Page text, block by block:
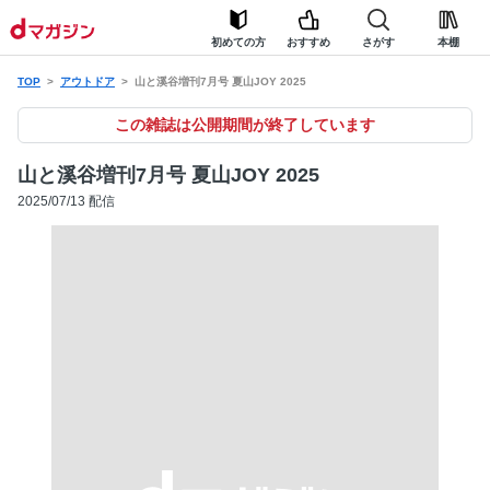
初めての方 おすすめ さがす 本棚
TOP アウトドア 山と溪谷増刊7月号 夏山JOY 2025
この雑誌は公開期間が終了しています
山と溪谷増刊7月号 夏山JOY 2025
2025/07/13 配信